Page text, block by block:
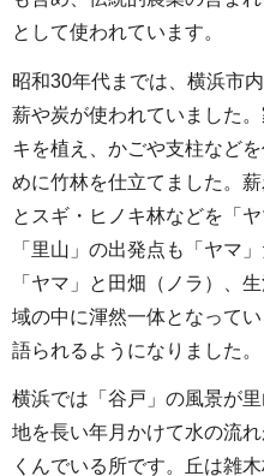
として使われています。
昭和30年代までは、横浜市
薪や炭が使われていました
キを植え、かごや支柱など
めに竹林を仕立てました。
とスギ・ヒノキ林などを「
「里山」の出発点も「ヤマ
「ヤマ」と田畑（ノラ）、
域の中に渾然一体となって
語られるようになりました。
横浜では「谷戸」の風景が
地を長い年月かけて水の流
くんでいる所です。丘は雑